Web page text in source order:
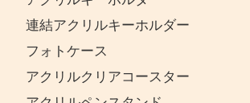
連結アクリルキーホルダー
フォトケース
アクリルクリアコースター